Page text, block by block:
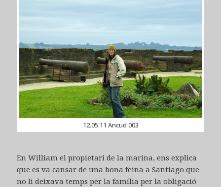
12.05.11 Ancud 003
En William el propietari de la marina, ens explica
que es va cansar de una bona feina a Santiago que
no li deixava temps per la família per la obligació